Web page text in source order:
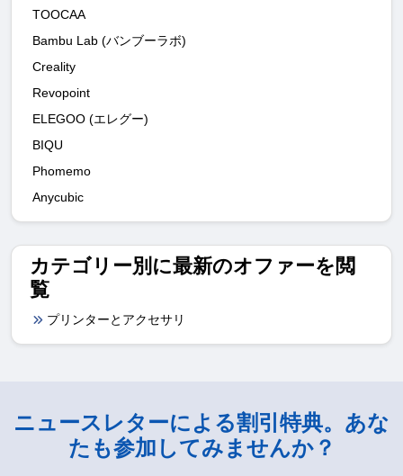
TOOCAA
Bambu Lab (バンブーラボ)
Creality
Revopoint
ELEGOO (エレグー)
BIQU
Phomemo
Anycubic
カテゴリー別に最新のオファーを閲
覧
プリンターとアクセサリ
ニュースレターによる割引特典。あな
たも参加してみませんか？